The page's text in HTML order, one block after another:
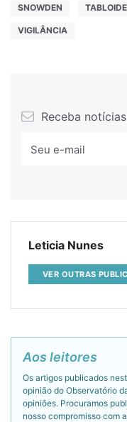
SNOWDEN TABLOIDE
VIGILÂNCIA
Receba
Leticia Nunes
VER OUTRAS
Aos leitores
Os artigos publicados
opinião do Observatório
opiniões. Procuramos
nosso compromisso com